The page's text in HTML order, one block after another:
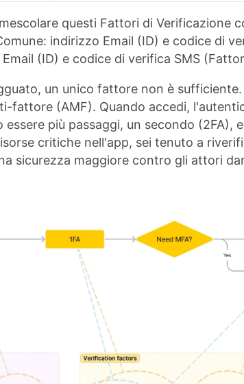
questi Fattori di Verificazione
indirizzo Email (ID) e codice di
(ID) e codice di verifica SMS
un unico fattore non è
fattore (AMF). Quando accedi,
essere più passaggi, un secondo (2FA),
critiche nell'app, sei tenuto a
sicurezza maggiore contro gli attori